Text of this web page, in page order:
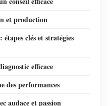
et production
clés et stratégies
efficace
des performances
audace et passion